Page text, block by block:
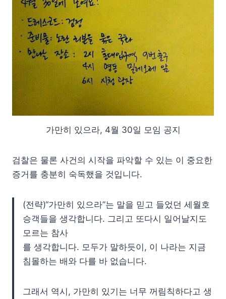
가만히 있으라, 4월 30일 모임 공지
검찰은 물론 사건의 시작을 파악할 수 있는 이 중요한
증거를 충분히 숙독했을 것입니다.
(전략)“가만히 있으라”는 말을 믿고 들었던 세월호
승객들을 생각합니다. 그리고 또다시 일어날지도
모르는 참사
를 생각합니다. 모두가 말하듯이, 이 나라는 지금
침몰하는 배와 다를 바 없습니다.
그래서 역시, 가만히 있기는 너무 꺼림칙하다고 생